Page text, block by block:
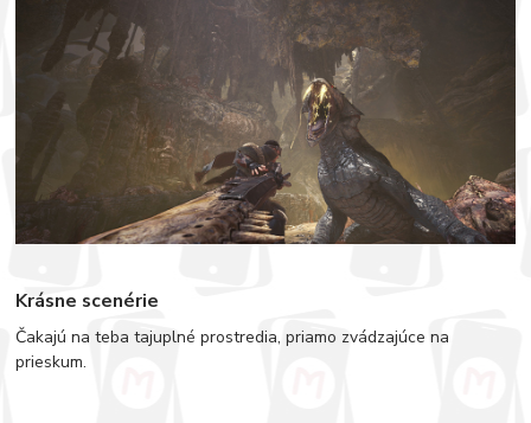
Krásne scenérie
Čakajú na teba tajuplné prostredia, priamo zvádzajúce na
prieskum.